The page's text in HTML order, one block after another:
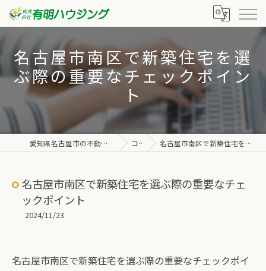
名古屋市南区で新築住宅を選
ぶ際の重要なチェックポイン
ト
愛知県名古屋市の不動産なら株式会社有明ハウジング コラム 名古屋市南区で新築住宅を選ぶ際の重要なチェックポイント
名古屋市南区で新築住宅を選ぶ際の重要なチェ
ックポイント
2024/11/23
名古屋市南区で新築住宅を選ぶ際の重要なチェックポイ